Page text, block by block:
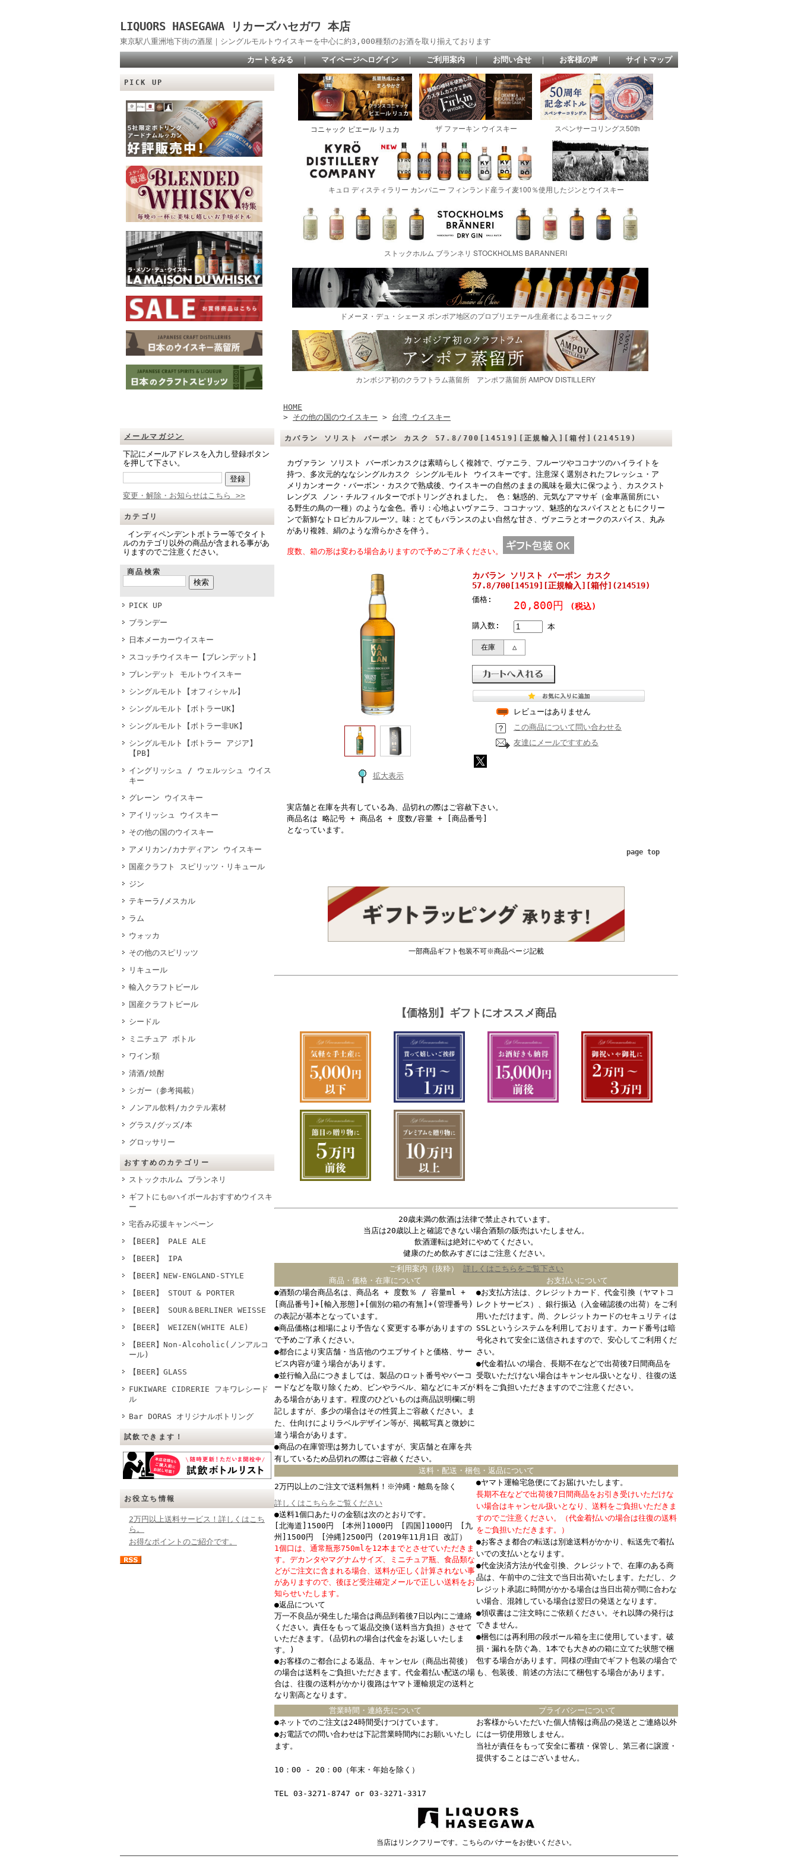
LIQUORS HASEGAWA リカーズハセガワ 本店
東京駅八重洲地下街の酒屋｜シングルモルトウイスキーを中心に約3,000種類のお酒を取り揃えております
カートをみる ｜ マイページへログイン ｜ ご利用案内 ｜ お問い合せ ｜ お客様の声 ｜ サイトマップ
PICK UP
メールマガジン
下記にメールアドレスを入力し登録ボタン
を押して下さい。
変更・解除・お知らせはこちら >>
カテゴリ
インディペンデントボトラー等でタイト
ルのカテゴリ以外の商品が含まれる事があ
りますのでご注意ください。
商品検索
PICK UP
ブランデー
日本メーカーウイスキー
スコッチウイスキー【ブレンデット】
ブレンデット モルトウイスキー
シングルモルト【オフィシャル】
シングルモルト【ボトラーUK】
シングルモルト【ボトラー非UK】
シングルモルト【ボトラー アジア】
【PB】
イングリッシュ / ウェルッシュ ウイス
キー
グレーン ウイスキー
アイリッシュ ウイスキー
その他の国のウイスキー
アメリカン/カナディアン ウイスキー
国産クラフト スピリッツ・リキュール
ジン
テキーラ/メスカル
ラム
ウォッカ
その他のスピリッツ
リキュール
輸入クラフトビール
国産クラフトビール
シードル
ミニチュア ボトル
ワイン類
清酒/焼酎
シガー（参考掲載）
ノンアル飲料/カクテル素材
グラス/グッズ/本
グロッサリー
おすすめのカテゴリー
ストックホルム ブランネリ
ギフトにも◎ハイボールおすすめウイスキ
ー
宅呑み応援キャンペーン
【BEER】 PALE ALE
【BEER】 IPA
【BEER】NEW-ENGLAND-STYLE
【BEER】 STOUT & PORTER
【BEER】 SOUR＆BERLINER WEISSE
【BEER】 WEIZEN(WHITE ALE)
【BEER】Non-Alcoholic(ノンアルコ
ール)
【BEER】GLASS
FUKIWARE CIDRERIE フキワレシード
ル
Bar DORAS オリジナルボトリング
試飲できます！
お役立ち情報
2万円以上送料サービス！詳しくはこち
ら。
お得なポイントのご紹介です。
HOME
> その他の国のウイスキー > 台湾 ウイスキー
カバラン ソリスト バーボン カスク 57.8/700[14519][正規輸入][箱付](214519)
カヴァラン ソリスト バーボンカスクは素晴らしく複雑で、ヴァニラ、フルーツやココナツのハイライトを
持つ、多次元的ななシングルカスク シングルモルト ウイスキーです。注意深く選別されたフレッシュ・ア
メリカンオーク・バーボン・カスクで熟成後、ウイスキーの自然のままの風味を最大に保つよう、カスクスト
レングス ノン・チルフィルターでボトリングされました。 色：魅惑的、元気なアマサギ（金車蒸留所にい
る野生の鳥の一種）のような金色。香り：心地よいヴァニラ、ココナッツ、魅惑的なスパイスとともにクリー
ンで新鮮なトロピカルフルーツ。味：とてもバランスのよい自然な甘さ、ヴァニラとオークのスパイス、丸み
があり複雑、絹のような滑らかさを伴う。
度数、箱の形は変わる場合ありますので予めご了承ください。
拡大表示
カバラン ソリスト バーボン カスク
57.8/700[14519][正規輸入][箱付](214519)
価格: 20,800円 (税込)
購入数: 本
在庫 △
レビューはありません
この商品について問い合わせる
友達にメールですすめる
実店舗と在庫を共有している為、品切れの際はご容赦下さい。
商品名は 略記号 + 商品名 + 度数/容量 + [商品番号]
となっています。
page top
一部商品ギフト包装不可※商品ページ記載
20歳未満の飲酒は法律で禁止されています。
当店は20歳以上と確認できない場合酒類の販売はいたしません。
飲酒運転は絶対にやめてください。
健康のため飲みすぎにはご注意ください。
ご利用案内（抜粋） 詳しくはこちらをご覧下さい
商品・価格・在庫について
お支払いについて
●酒類の場合商品名は、商品名 + 度数％ / 容量ml +
[商品番号]+[輸入形態]+[個別の箱の有無]+(管理番号)
の表記が基本となっています。
●商品価格は相場により予告なく変更する事がありますの
で予めご了承ください。
●都合により実店舗・当店他のウエブサイトと価格、サー
ビス内容が違う場合があります。
●並行輸入品につきましては、製品のロット番号やバーコ
ードなどを取り除くため、ビンやラベル、箱などにキズが
ある場合があります。程度のひどいものは商品説明欄に明
記しますが、多少の場合はその性質上ご容赦ください。ま
た、仕向けによりラベルデザイン等が、掲載写真と微妙に
違う場合があります。
●商品の在庫管理は努力していますが、実店舗と在庫を共
有しているため品切れの際はご容赦ください。
●お支払方法は、クレジットカード、代金引換（ヤマトコ
レクトサービス）、銀行振込（入金確認後の出荷）をご利
用いただけます。尚、クレジットカードのセキュリティは
SSLというシステムを利用しております。カード番号は暗
号化されて安全に送信されますので、安心してご利用くだ
さい。
●代金着払いの場合、長期不在などで出荷後7日間商品を
受取いただけない場合はキャンセル扱いとなり、往復の送
料をご負担いただきますのでご注意ください。
送料・配送・梱包・返品について
2万円以上のご注文で送料無料！※沖縄・離島を除く
詳しくはこちらをご覧ください
●送料1個口あたりの金額は次のとおりです。
[北海道]1500円 [本州]1000円 [四国]1000円 [九
州]1500円 [沖縄]2500円 (2019年11月1日 改訂）
1個口は、通常瓶形750mlを12本までとさせていただきま
す。デカンタやマグナムサイズ、ミニチュア瓶、食品類な
どがご注文に含まれる場合、送料が正しく計算されない事
がありますので、後ほど受注確定メールで正しい送料をお
知らせいたします。
●返品について
万一不良品が発生した場合は商品到着後7日以内にご連絡
ください。責任をもって返品交換(送料当方負担）させて
いただきます。(品切れの場合は代金をお返しいたしま
す。)
●お客様のご都合による返品、キャンセル（商品出荷後）
の場合は送料をご負担いただきます。代金着払い配送の場
合は、往復の送料がかかり復路はヤマト運輸規定の送料と
なり割高となります。
●ヤマト運輸宅急便にてお届けいたします。
長期不在などで出荷後7日間商品をお引き受けいただけな
い場合はキャンセル扱いとなり、送料をご負担いただきま
すのでご注意ください。（代金着払いの場合は往復の送料
をご負担いただきます。）
●お客さま都合の転送は別途送料がかかり、転送先で着払
いでの支払いとなります。
●代金決済方法が代金引換、クレジットで、在庫のある商
品は、午前中のご注文で当日出荷いたします。ただし、ク
レジット承認に時間がかかる場合は当日出荷が間に合わな
い場合、混雑している場合は翌日の発送となります。
●領収書はご注文時にご依頼ください。それ以降の発行は
できません。
●梱包には再利用の段ボール箱を主に使用しています。破
損・漏れを防ぐ為、1本でも大きめの箱に立てた状態で梱
包する場合があります。同様の理由でギフト包装の場合で
も、包装後、前述の方法にて梱包する場合があります。
営業時間・連絡先について
プライバシーについて
●ネットでのご注文は24時間受けつけています。
●お電話での問い合わせは下記営業時間内にお願いいたし
ます。
10：00 - 20：00（年末・年始を除く）
TEL 03-3271-8747 or 03-3271-3317
お客様からいただいた個人情報は商品の発送とご連絡以外
には一切使用致しません。
当社が責任をもって安全に蓄積・保管し、第三者に譲渡・
提供することはございません。
当店はリンクフリーです。こちらのバナーをお使いください。